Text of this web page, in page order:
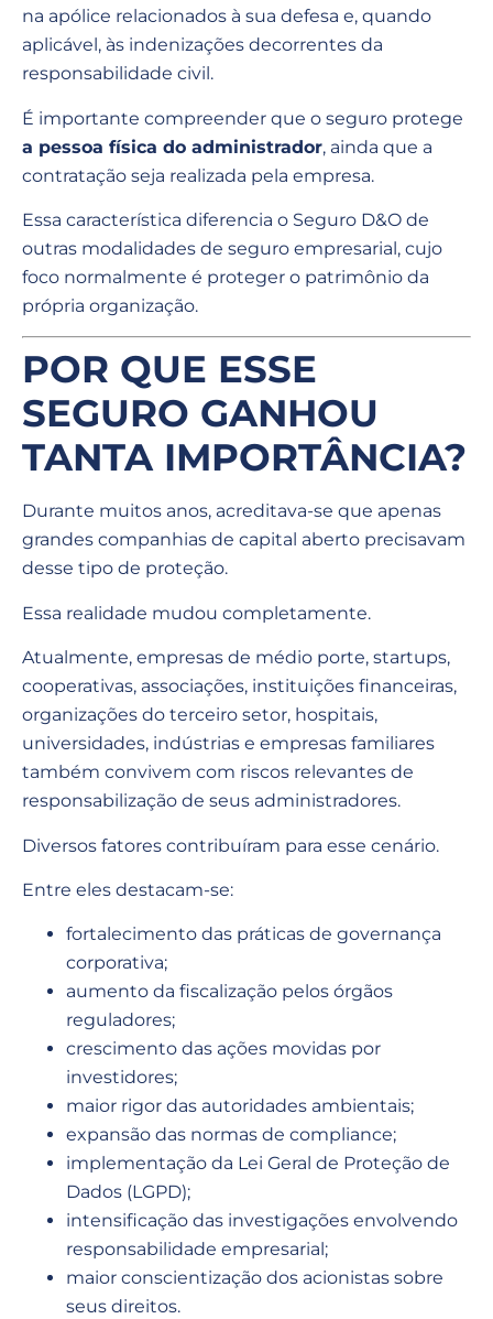
na apólice relacionados à sua defesa e, quando
aplicável, às indenizações decorrentes da
responsabilidade civil.
É importante compreender que o seguro protege
a pessoa física do administrador, ainda que a
contratação seja realizada pela empresa.
Essa característica diferencia o Seguro D&O de
outras modalidades de seguro empresarial, cujo
foco normalmente é proteger o patrimônio da
própria organização.
POR QUE ESSE
SEGURO GANHOU
TANTA IMPORTÂNCIA?
Durante muitos anos, acreditava-se que apenas
grandes companhias de capital aberto precisavam
desse tipo de proteção.
Essa realidade mudou completamente.
Atualmente, empresas de médio porte, startups,
cooperativas, associações, instituições financeiras,
organizações do terceiro setor, hospitais,
universidades, indústrias e empresas familiares
também convivem com riscos relevantes de
responsabilização de seus administradores.
Diversos fatores contribuíram para esse cenário.
Entre eles destacam-se:
fortalecimento das práticas de governança
corporativa;
aumento da fiscalização pelos órgãos
reguladores;
crescimento das ações movidas por
investidores;
maior rigor das autoridades ambientais;
expansão das normas de compliance;
implementação da Lei Geral de Proteção de
Dados (LGPD);
intensificação das investigações envolvendo
responsabilidade empresarial;
maior conscientização dos acionistas sobre
seus direitos.